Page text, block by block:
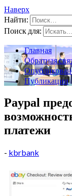
Наверх
Найти:
Поиск для:
Главная
Обратная
Публикации
Paypal
платежи
- kbrbank